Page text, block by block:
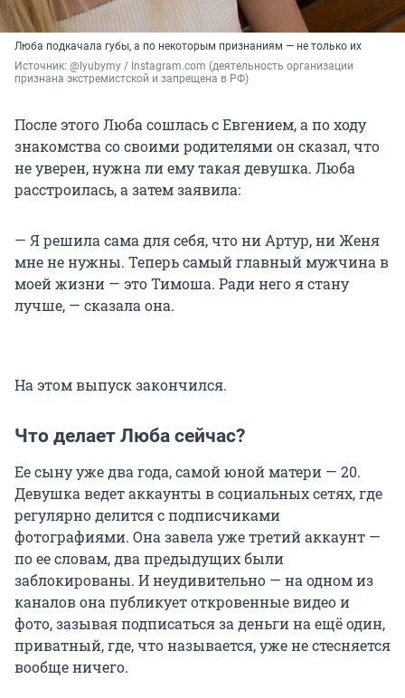
Люба подкачала губы, а по некоторым признаниям — не только их
Источник: @lyubymy / Instagram.com (деятельность организации
признана экстремистской и запрещена в РФ)
После этого Люба сошлась с Евгением, а по ходу
знакомства со своими родителями он сказал, что
не уверен, нужна ли ему такая девушка. Люба
расстроилась, а затем заявила:
— Я решила сама для себя, что ни Артур, ни Женя
мне не нужны. Теперь самый главный мужчина в
моей жизни — это Тимоша. Ради него я стану
лучше, — сказала она.
На этом выпуск закончился.
Что делает Люба сейчас?
Ее сыну уже два года, самой юной матери — 20.
Девушка ведет аккаунты в социальных сетях, где
регулярно делится с подписчиками
фотографиями. Она завела уже третий аккаунт —
по ее словам, два предыдущих были
заблокированы. И неудивительно — на одном из
каналов она публикует откровенные видео и
фото, зазывая подписаться за деньги на ещё один,
приватный, где, что называется, уже не стесняется
вообще ничего.